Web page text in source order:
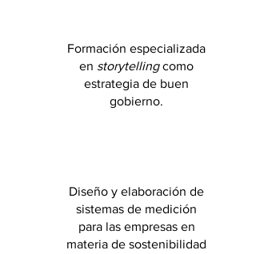
Formación especializada
en storytellingcomo
estrategia de buen
gobierno.
Diseño y elaboración de
sistemas de medición
para las empresas en
materia de sostenibilidad